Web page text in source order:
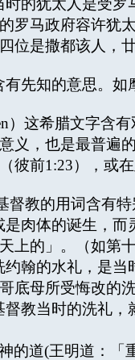
时的犹太人是受
罗马政府容许犹
位是撒都该人，
有先知的意思。
）这希腊文字含
义，也是最普遍
彼前1:23），或
教的用词含有特
肉体的诞生，
上的」。（如第
约翰的水礼，是
底母所受悔改的
督教当时的洗礼
的道(王明道：「